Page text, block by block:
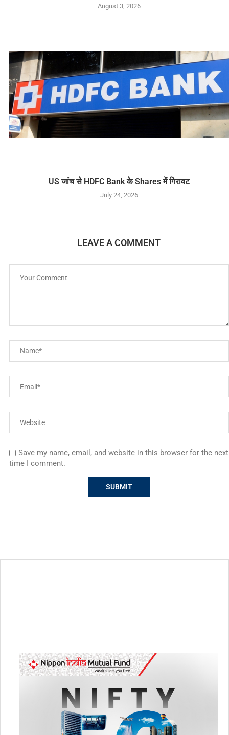
August 3, 2026
US जांच से HDFC Bank के Shares में गिरावट
July 24, 2026
LEAVE A COMMENT
Save my name, email, and website in this browser for the next
time I comment.